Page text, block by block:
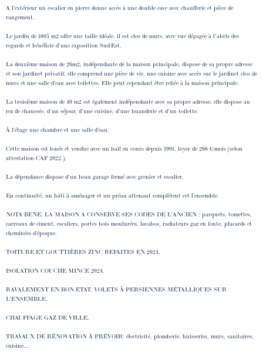
A l’extérieur un escalier en pierre donne accès à une double cave avec chaufferie et pièce de
rangement.
Le jardin de 1005 m2 offre une taille idéale, il est clos de murs, avec vue dégagée à l'abris des
regards et bénéficie d'une exposition Sud-Est.
La deuxième maison de 26m2, indépendante de la maison principale, dispose de sa propre adresse
et son jardinet privatif, elle comprend une pièce de vie, une cuisine avec accès sur le jardinet clos de
murs et une salle d’eau avec toilettes. Elle peut cependant être reliée à la maison principale.
La troisième maison de 40 m2 est également indépendante avec sa propre adresse, elle dispose au
rez de chaussée, d’un séjour, d’une cuisine, d’une buanderie et d’un toilette.
À l’étage une chambre et une salle d’eau.
Cette maison est louée et vendue avec un bail en cours depuis 1991, loyer de 266 €/mois (selon
attestation CAF 2022.).
La dépendance dispose d’un beau garage fermé avec grenier et escalier.
En continuité, un bâti à aménager et un préau attenant complètent cet l’ensemble.
NOTA BENE: LA MAISON A CONSERVE SES CODES DE L'ANCIEN : parquets, tomettes,
carreaux de ciment, escaliers, portes bois moulurées, lavabos, radiateurs gaz en fonte, placards et
cheminées d’époque.
TOITURE ET GOUTTIÈRES ZINC REFAITES EN 2024.
ISOLATION COUCHE MINCE 2024.
RAVALEMENT EN BON ETAT, VOLETS À PERSIENNES MÉTALLIQUES SUR
L'ENSEMBLE.
CHAUFFAGE GAZ DE VILLE.
TRAVAUX DE RÉNOVATION À PRÉVOIR: électricité, plomberie, huisseries, murs, sanitaires,
cuisine…